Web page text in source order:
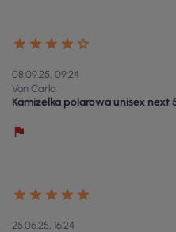
08.09.25, 09:24
Von Carla
Kamizelka polarowa unisex next
25.06.25, 16:24